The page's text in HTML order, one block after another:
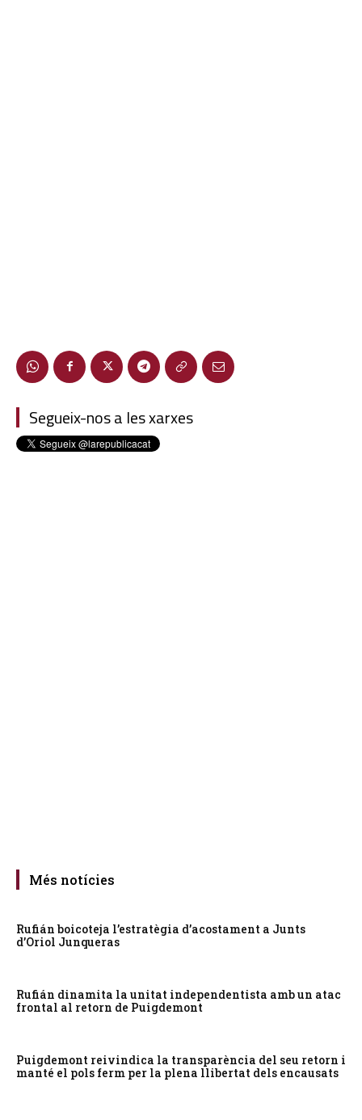
Segueix-nos a les xarxes
Més notícies
Rufián boicoteja l’estratègia d’acostament a Junts
d’Oriol Junqueras
Rufián dinamita la unitat independentista amb un atac
frontal al retorn de Puigdemont
Puigdemont reivindica la transparència del seu retorn i
manté el pols ferm per la plena llibertat dels encausats